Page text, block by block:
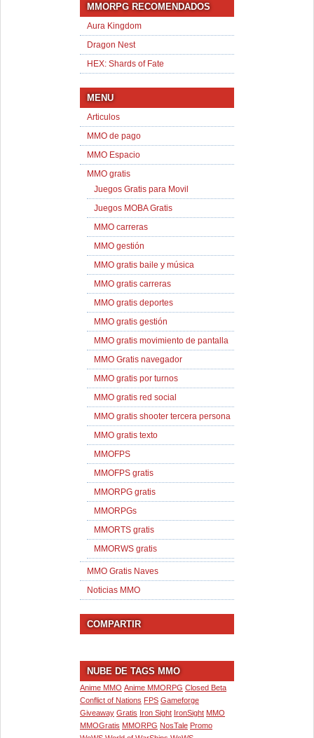
MMORPG RECOMENDADOS
Aura Kingdom
Dragon Nest
HEX: Shards of Fate
MENU
Articulos
MMO de pago
MMO Espacio
MMO gratis
Juegos Gratis para Movil
Juegos MOBA Gratis
MMO carreras
MMO gestión
MMO gratis baile y música
MMO gratis carreras
MMO gratis deportes
MMO gratis gestión
MMO gratis movimiento de pantalla
MMO Gratis navegador
MMO gratis por turnos
MMO gratis red social
MMO gratis shooter tercera persona
MMO gratis texto
MMOFPS
MMOFPS gratis
MMORPG gratis
MMORPGs
MMORTS gratis
MMORWS gratis
MMO Gratis Naves
Noticias MMO
COMPARTIR
NUBE DE TAGS MMO
Anime MMO Anime MMORPG Closed Beta
Conflict of Nations FPS Gameforge
Giveaway Gratis Iron Sight IronSight MMO
MMOGratis MMORPG NosTale Promo